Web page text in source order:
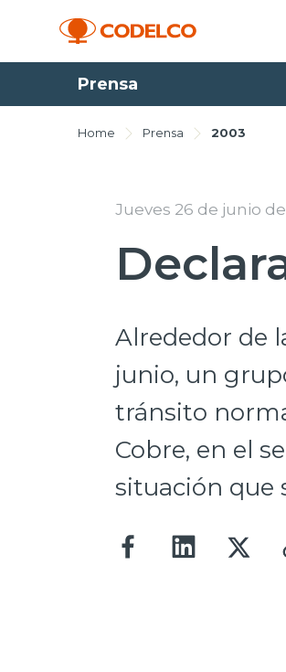
Prensa
Home Prensa 2003
Jueves 26 de junio
Alrededor de
junio, un
tránsito
Cobre, en el
situación que